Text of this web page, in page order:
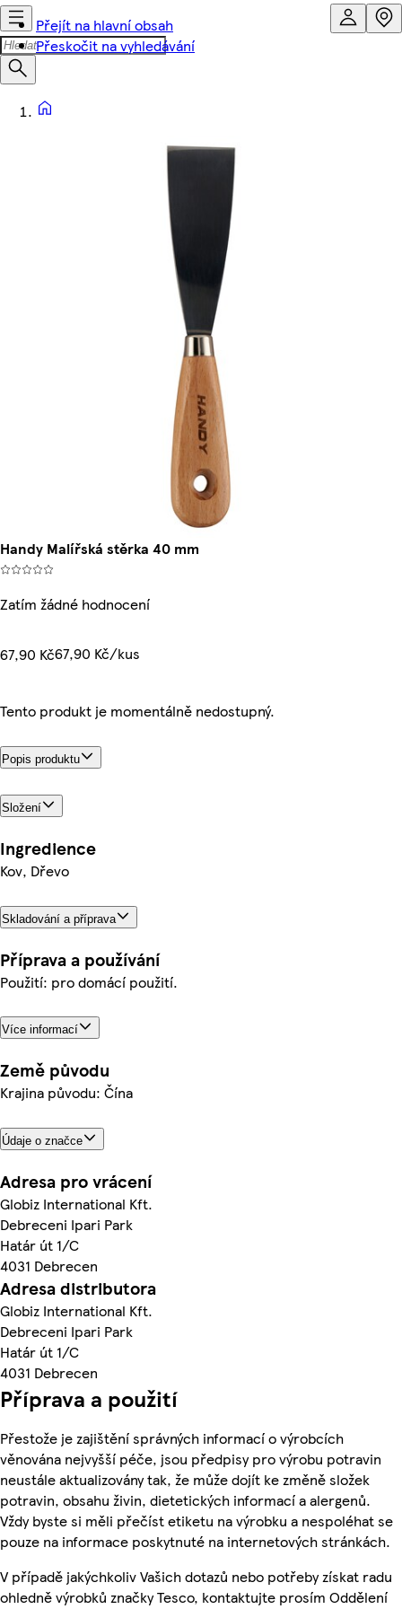
Přejít na hlavní obsah
Přeskočit na vyhledávání
Handy Malířská stěrka 40 mm
Zatím žádné hodnocení
67,90 Kč67,90 Kč/kus
Tento produkt je momentálně nedostupný.
Popis produktu
Složení
Ingredience
Kov, Dřevo
Skladování a příprava
Příprava a používání
Použití: pro domácí použití.
Více informací
Země původu
Krajina původu: Čína
Údaje o značce
Adresa pro vrácení
Globiz International Kft.
Debreceni Ipari Park
Határ út 1/C
4031 Debrecen
Adresa distributora
Globiz International Kft.
Debreceni Ipari Park
Határ út 1/C
4031 Debrecen
Příprava a použití
Přestože je zajištění správných informací o výrobcích
věnována nejvyšší péče, jsou předpisy pro výrobu potravin
neustále aktualizovány tak, že může dojít ke změně složek
potravin, obsahu živin, dietetických informací a alergenů.
Vždy byste si měli přečíst etiketu na výrobku a nespoléhat se
pouze na informace poskytnuté na internetových stránkách.
V případě jakýchkoliv Vašich dotazů nebo potřeby získat radu
ohledně výrobků značky Tesco, kontaktujte prosím Oddělení